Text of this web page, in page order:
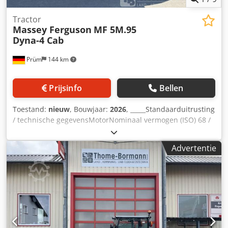
Prüm 144 km
Tractor
Massey Ferguson MF 5M.95
Dyna-4 Cab
Prijsinfo Bellen
Toestand: nieuw, Bouwjaar: 2026, _____Standaarduitrusting
/ technische gegevensMotorNominaal vermogen (ISO) 68 /
90 kW / pk bij 2200 tpmMaximaal vermogen 71 / 95 kW / pk
bij 2000 tpmMaximaal koppel 405 Nm bij 1500
tpmFabrikant / type: Agco Power / AP 44MBTN-D5Schone
motor, 4 cilinders / 4,4 l, 4 kleppen, STAGE 5Geregelde
турбонаддув, SCR-katalysatorDOC-
dieseloxidatiekatalysatorSCR-roetdeeltjeskata
lysatorMotorkap - in één stuk opklapbaarUitlaat aan de
rechterkant voor de cabineBrandstoftankinhoud 198 liter /
AdBlue 18 literVersnellingsbak / aftakas16/16-
Advertentie